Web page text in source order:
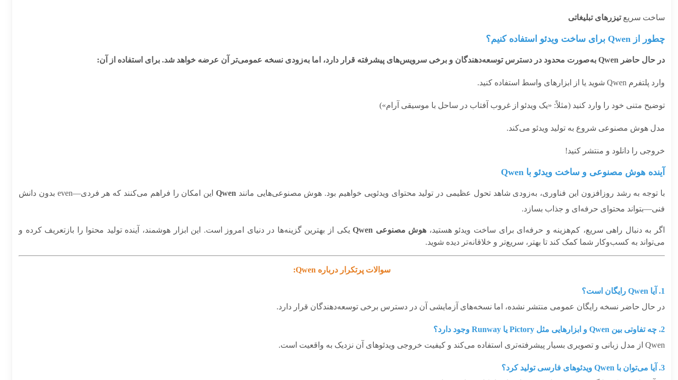
ساخت سریعتیزرهای تبلیغاتی
چطور از Qwen برای ساخت ویدئو استفاده کنیم؟
در حال حاضر Qwen به‌صورت محدود در دسترس توسعه‌دهندگان و برخی سرویس‌های پیشرفته قرار دارد، اما به‌زودی نسخه عمومی‌تر آن عرضه خواهد شد. برای استفاده از آن:
وارد پلتفرم Qwen شوید یا از ابزارهای واسط استفاده کنید.
توضیح متنی خود را وارد کنید (مثلاً: «یک ویدئو از غروب آفتاب در ساحل با موسیقی آرام»)
مدل هوش مصنوعی شروع به تولید ویدئو می‌کند.
خروجی را دانلود و منتشر کنید!
آینده هوش مصنوعی و ساخت ویدئو با Qwen
با توجه به رشد روزافزون این فناوری، به‌زودی شاهد تحول عظیمی در تولید محتوای ویدئویی خواهیم بود. هوش مصنوعی‌هایی مانند Qwen
این امکان را فراهم می‌کنند که هر فردی—even بدون دانش
فنی—بتواند محتوای حرفه‌ای و جذاب بسازد.
اگر به دنبال راهی سریع، کم‌هزینه و حرفه‌ای برای ساخت ویدئو هستید، هوش مصنوعی Qwen
یکی از بهترین گزینه‌ها در دنیای امروز است. این ابزار هوشمند، آینده تولید محتوا را بازتعریف کرده و
می‌تواند به کسب‌وکار شما کمک کند تا بهتر، سریع‌تر و خلاقانه‌تر دیده شوید.
سوالات پرتکرار درباره Qwen:
1. آیا Qwen رایگان است؟
در حال حاضر نسخه رایگان عمومی منتشر نشده، اما نسخه‌های آزمایشی آن در دسترس برخی توسعه‌دهندگان قرار دارد.
2. چه تفاوتی بین Qwen و ابزارهایی مثل Pictory یا Runway وجود دارد؟
Qwen از مدل زبانی و تصویری بسیار پیشرفته‌تری استفاده می‌کند و کیفیت خروجی ویدئوهای آن نزدیک به واقعیت است.
3. آیا می‌توان با Qwen ویدئوهای فارسی تولید کرد؟